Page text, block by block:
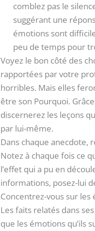
comblez pas le
suggérant une
émotions sont
peu de temps pour
Voyez le bon côté des
rapportées par votre
horribles. Mais elles
être son Pourquoi.
discernerez les leçons
par lui-même.
Dans chaque anecdote,
Notez à chaque fois ce
l’effet qui a pu en
informations, posez-lui
Concentrez-vous sur
Les faits relatés dans
que les émotions qu’ils